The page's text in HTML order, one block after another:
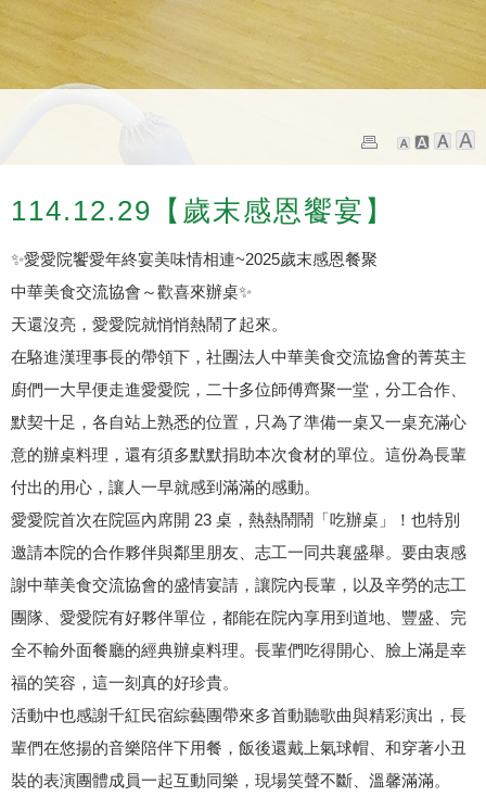
114.12.29【歲末感恩饗宴】
✨愛愛院饗愛年終宴美味情相連~2025歲末感恩餐聚
中華美食交流協會～歡喜來辦桌✨
天還沒亮，愛愛院就悄悄熱鬧了起來。
在駱進漢理事長的帶領下，社團法人中華美食交流協會的菁英主
廚們一大早便走進愛愛院，二十多位師傅齊聚一堂，分工合作、
默契十足，各自站上熟悉的位置，只為了準備一桌又一桌充滿心
意的辦桌料理，還有須多默默捐助本次食材的單位。這份為長輩
付出的用心，讓人一早就感到滿滿的感動。
愛愛院首次在院區內席開 23 桌，熱熱鬧鬧「吃辦桌」！也特別
邀請本院的合作夥伴與鄰里朋友、志工一同共襄盛舉。要由衷感
謝中華美食交流協會的盛情宴請，讓院內長輩，以及辛勞的志工
團隊、愛愛院有好夥伴單位，都能在院內享用到道地、豐盛、完
全不輸外面餐廳的經典辦桌料理。長輩們吃得開心、臉上滿是幸
福的笑容，這一刻真的好珍貴。
活動中也感謝千紅民宿綜藝團帶來多首動聽歌曲與精彩演出，長
輩們在悠揚的音樂陪伴下用餐，飯後還戴上氣球帽、和穿著小丑
裝的表演團體成員一起互動同樂，現場笑聲不斷、溫馨滿滿。